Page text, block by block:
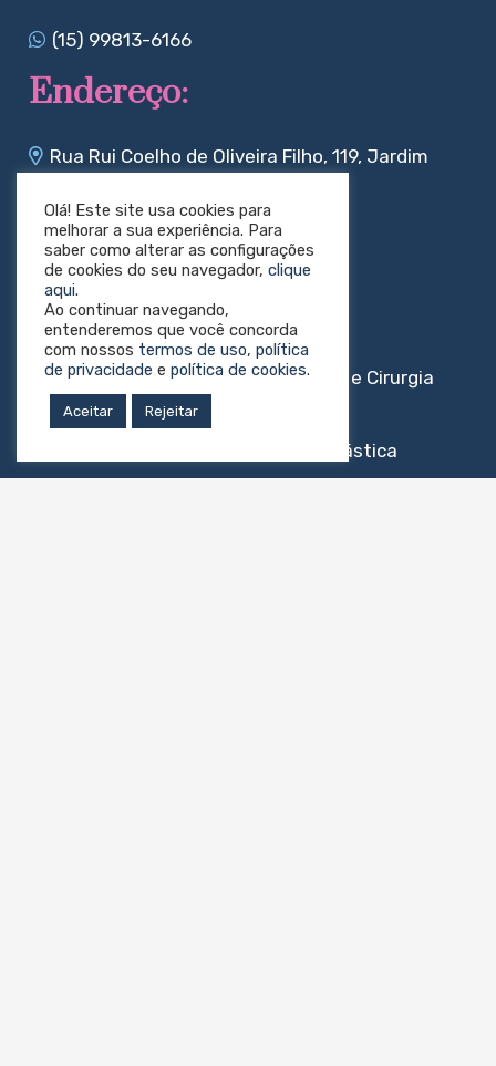
(15) 99813-6166
Endereço:
Rua Rui Coelho de Oliveira Filho, 119, Jardim
Redes sociais:
Sociedade Brasileira de Angiologia e Cirurgia
Vascular
Sociedade Brasileira de Cirurgia Plástica
Olá! Este site usa cookies para
melhorar a sua experiência. Para
saber como alterar as configurações
de cookies do seu navegador, clique
aqui.
Ao continuar navegando,
entenderemos que você concorda
com nossos termos de uso, política
de privacidade e política de cookies.
Aceitar Rejeitar